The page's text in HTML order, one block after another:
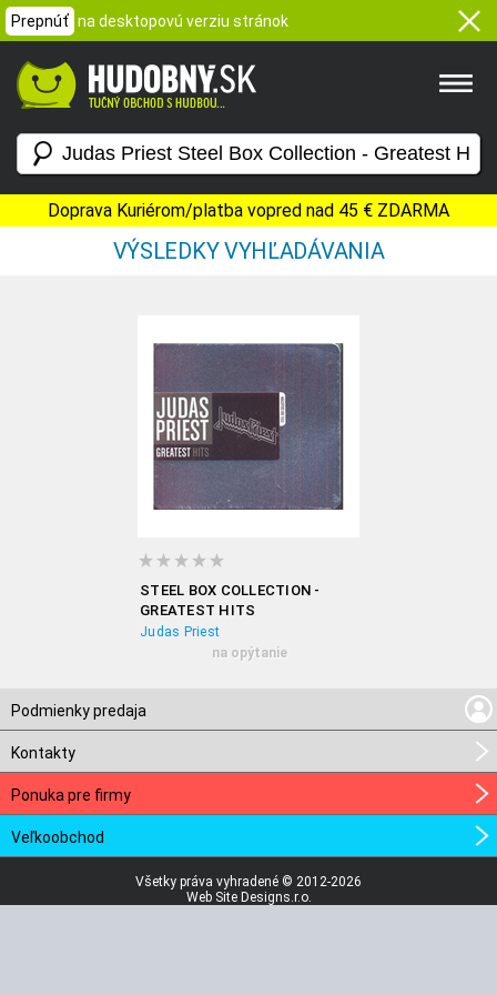
Prepnúť na desktopovú verziu stránok
Doprava Kuriérom/platba vopred nad 45 € ZDARMA
VÝSLEDKY VYHĽADÁVANIA
STEEL BOX COLLECTION -
GREATEST HITS
Judas Priest
na opýtanie
Podmienky predaja
Kontakty
Ponuka pre firmy
Veľkoobchod
Všetky práva vyhradené © 2012-2026
Web Site Designs.r.o.